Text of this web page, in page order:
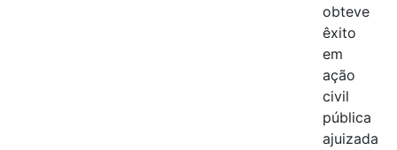
obteve
êxito
em
ação
civil
pública
ajuizada